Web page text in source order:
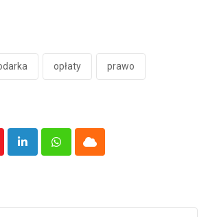
opłaty prawo
LinkedInWhatsappCloud